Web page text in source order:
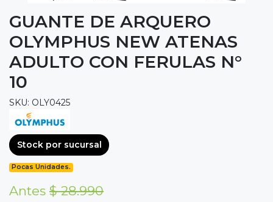
GUANTE DE ARQUERO
OLYMPHUS NEW ATENAS
ADULTO CON FERULAS N°
10
SKU: OLY0425
Stock por sucursal
Pocas Unidades.
Antes $ 28.990